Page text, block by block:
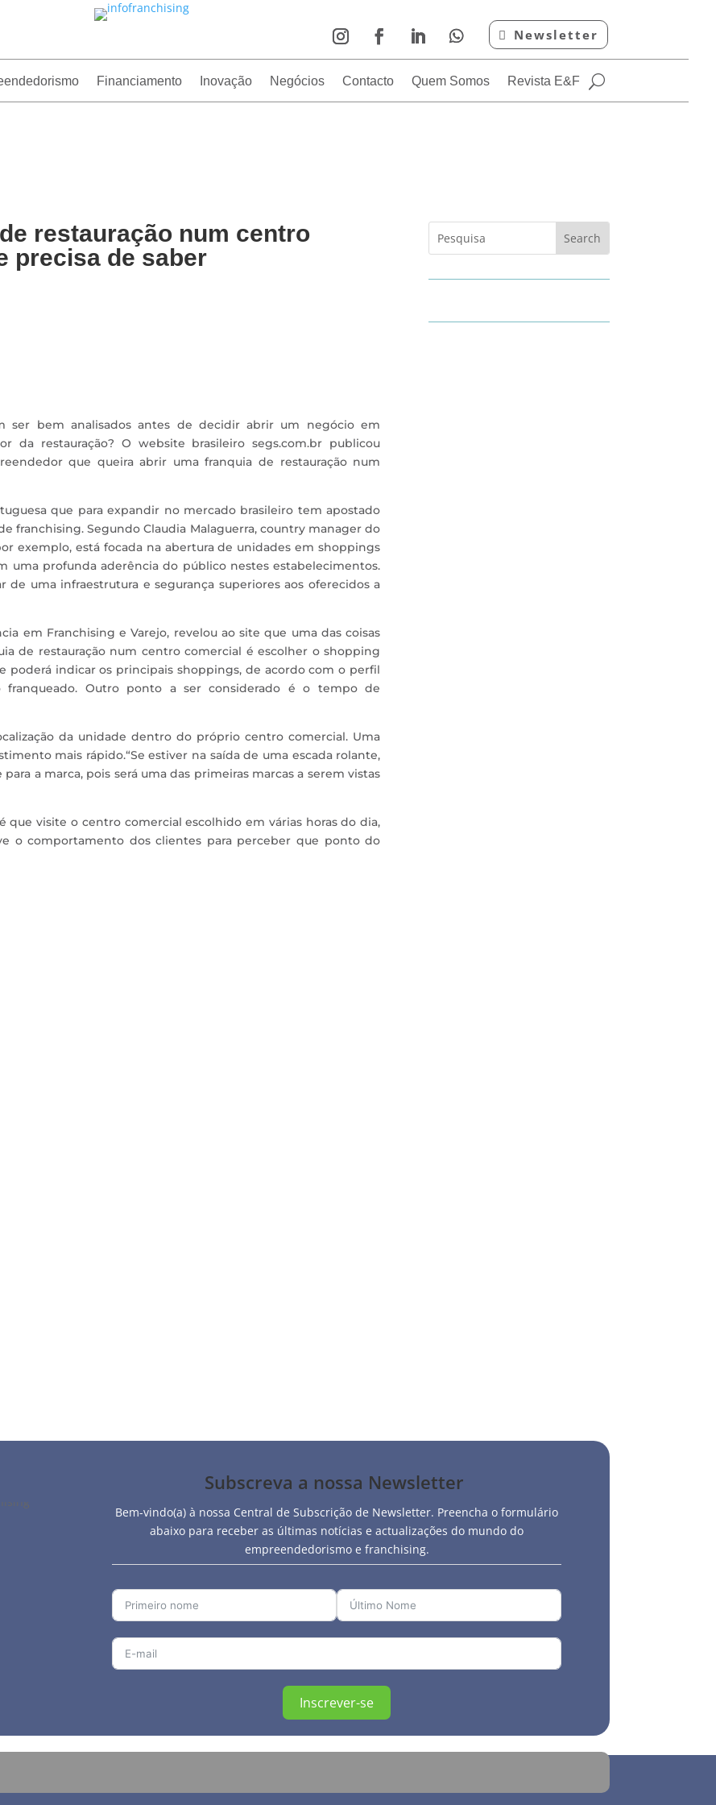
Newsletter
Financiamento Inovação Negócios Contacto Quem Somos Revista E&F
restauração num centro
precisa de saber
ser bem analisados antes de decidir abrir um negócio em
da restauração? O website brasileiro segs.com.br publicou
que queira abrir uma franquia de restauração num
que para expandir no mercado brasileiro tem apostado
franchising. Segundo Claudia Malaguerra, country manager do
exemplo, está focada na abertura de unidades em shoppings
uma profunda aderência do público nestes estabelecimentos.
uma infraestrutura e segurança superiores aos oferecidos a
em Franchising e Varejo, revelou ao site que uma das coisas
de restauração num centro comercial é escolher o shopping
poderá indicar os principais shoppings, de acordo com o perfil
Outro ponto a ser considerado é o tempo de
da unidade dentro do próprio centro comercial. Uma
mais rápido.“Se estiver na saída de uma escada rolante,
a marca, pois será uma das primeiras marcas a serem vistas
que visite o centro comercial escolhido em várias horas do dia,
o comportamento dos clientes para perceber que ponto do
Subscreva a nossa Newsletter
Bem-vindo(a) à nossa Central de Subscrição de Newsletter. Preencha o formulário
abaixo para receber as últimas notícias e actualizações do mundo do
empreendedorismo e franchising.
Inscrever-se